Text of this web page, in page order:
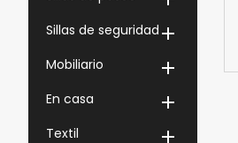
Sillas de seguridad
Mobiliario 
En casa 
Textil 